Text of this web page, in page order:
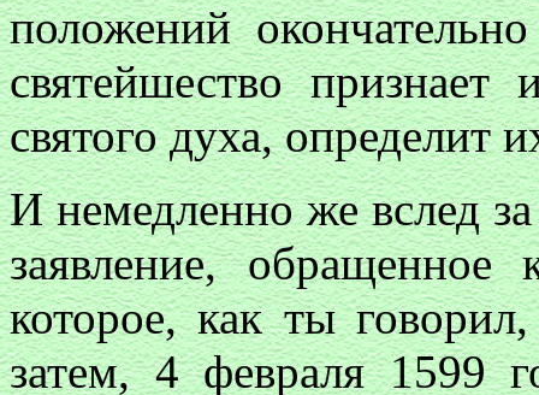
положений
святейшество
святого духа, определит
И немедленно же вслед
заявление,
которое, как ты
затем, 4 февраля 1599